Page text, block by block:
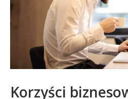
Korzyści